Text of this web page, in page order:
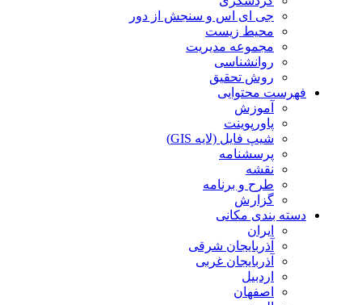
جی ای اس و سنجش از دور
محیط زیست
مجموعه مدیریت
روانشناسی
روش تحقیق
فهرست محتوایی
آموزش
پاورپوینت
شیپ فایل (لایه GIS)
پرسشنامه
نقشه
طرح و برنامه
گزارش
دسته بندی مکانی
ایران
آذربایجان شرقی
آذربایجان غربی
اردبیل
اصفهان